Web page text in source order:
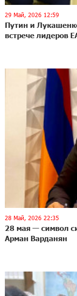
29 Май, 2026 12:59
Путин и
встрече лидеров
28 Май, 2026 22:35
28 мая — символ
Арман Варданян